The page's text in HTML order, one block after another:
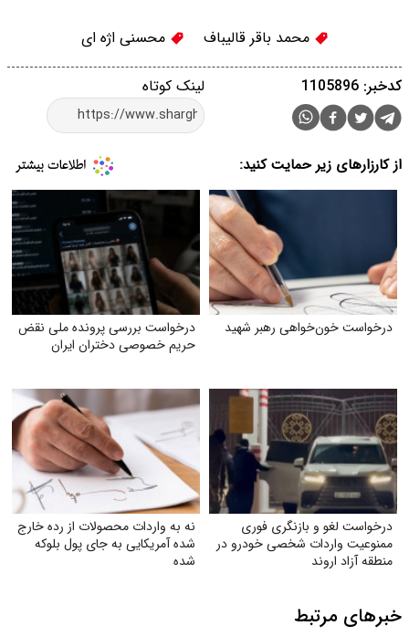
محمد باقر قالیباف محسنی اژه ای
لینک کوتاه کدخبر: 1105896
از کارزارهای زیر حمایت کنید:
درخواست خون‌خواهی رهبر شهید
درخواست بررسی پرونده ملی نقض
حریم خصوصی دختران ایران
درخواست لغو و بازنگری فوری
ممنوعیت واردات شخصی خودرو در
منطقه آزاد اروند
نه به واردات محصولات از رده خارج
شده آمریکایی به جای پول بلوکه
شده
خبرهای مرتبط